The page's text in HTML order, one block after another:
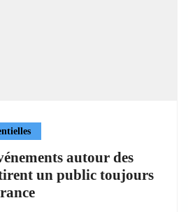
autour des
un public toujours